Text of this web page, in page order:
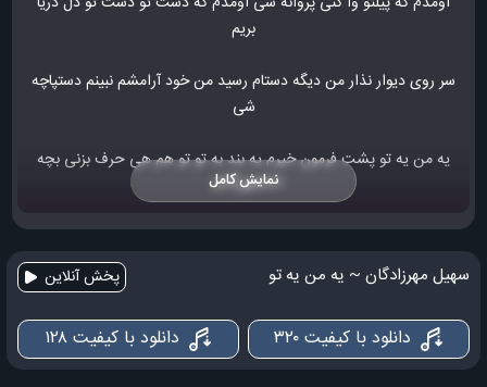
بریم
سر روی دیوار نذار من دیگه دستام رسید من خود آرامشم نبینم دستپاچه
شی
یه من یه تو پشت فرمون خیرم یه بند به تو تو هم هی حرف بزنی بچه
طور
چی ازین دنیا میخوای بچه خوب
یه آتیش کوچیک و صدای موزیک و مجنونو میخونیم آخ چقد خوبی تو
من یه قصم که تو دل این شهر از زبون تو شنیدنی میشم
سر تا پا احساس من دلم دریاست تو دلم واست پر این حرفاست
نمایش کامل
سهیل مهرزادگان ~ یه من یه تو پخش آنلاین
دانلود با کیفیت ۳۲۰ دانلود با کیفیت ۱۲۸